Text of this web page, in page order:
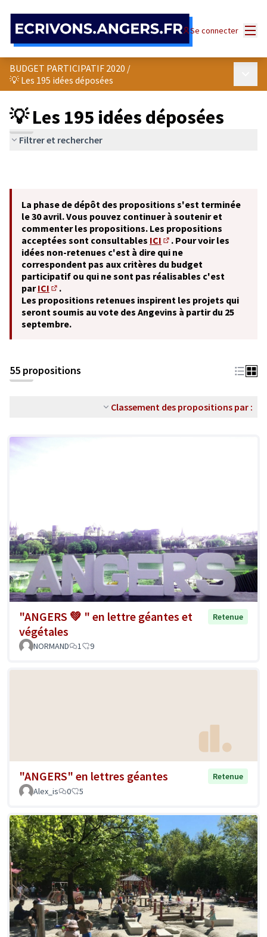
Se connecter
BUDGET PARTICIPATIF 2020 /
💡 Les 195 idées déposées
💡 Les 195 idées déposées
Filtrer et rechercher
La phase de dépôt des propositions s'est terminée
le 30 avril. Vous pouvez continuer à soutenir et
commenter les propositions. Les propositions
acceptées sont consultables ICI
(S'ouvre dans un nouvel
. Pour voir les
idées non-retenues c'est à dire qui ne
correspondent pas aux critères du budget
participatif ou qui ne sont pas réalisables c'est
parICI
(S'ouvre dans un nouvel onglet)
.
Les propositions retenues inspirent les projets qui
seront soumis au vote des Angevins à partir du 25
septembre.
55 propositions
Classement des propositions par :
"ANGERS 💚 " en lettre géantes et
végétales
Retenue
NORMAND 1 9
"ANGERS" en lettres géantes
Retenue
Alex_is
0 5